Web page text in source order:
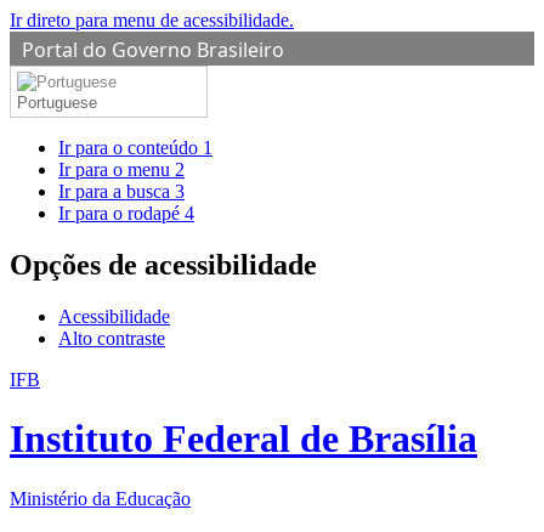
Ir direto para menu de acessibilidade.
Portal do Governo Brasileiro
Portuguese
Ir para o conteúdo 1
Ir para o menu 2
Ir para a busca 3
Ir para o rodapé 4
Opções de acessibilidade
Acessibilidade
Alto contraste
IFB
Instituto Federal de Brasília
Ministério da Educação